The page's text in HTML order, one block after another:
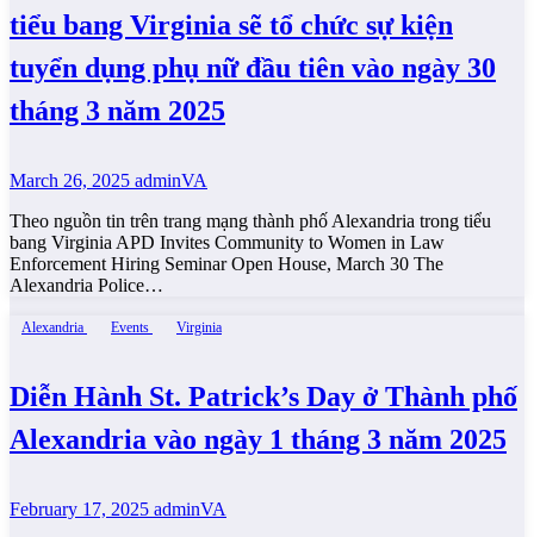
tiểu bang Virginia sẽ tổ chức sự kiện
tuyển dụng phụ nữ đầu tiên vào ngày 30
tháng 3 năm 2025
March 26, 2025 adminVA
Theo nguồn tin trên trang mạng thành phố Alexandria trong tiểu
bang Virginia APD Invites Community to Women in Law
Enforcement Hiring Seminar Open House, March 30 The
Alexandria Police…
Alexandria Events Virginia
Diễn Hành St. Patrick’s Day ở Thành phố
Alexandria vào ngày 1 tháng 3 năm 2025
February 17, 2025 adminVA